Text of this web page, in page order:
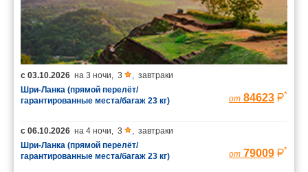
с 03.10.2026 на 3 ночи, 3 , завтраки
Шри-Ланка (прямой перелёт/
гарантированные места/багаж 23 кг)
от 84623 *
с 06.10.2026 на 4 ночи, 3 , завтраки
Шри-Ланка (прямой перелёт/
гарантированные места/багаж 23 кг)
от 79009 *